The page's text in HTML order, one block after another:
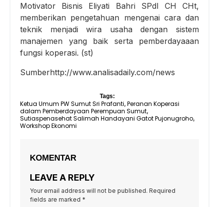
Motivator Bisnis Eliyati Bahri SPdI CH CHt,
memberikan pengetahuan mengenai cara dan
teknik menjadi wira usaha dengan sistem
manajemen yang baik serta pemberdayaaan
fungsi koperasi. (st)
Sumberhttp://www.analisadaily.com/news
Tags:
Ketua Umum PW Sumut Sri Prafanti, Peranan Koperasi
dalam Pemberdayaan Perempuan Sumut,
Sutiaspenasehat Salimah Handayani Gatot Pujonugroho,
Workshop Ekonomi
KOMENTAR
LEAVE A REPLY
Your email address will not be published. Required
fields are marked *